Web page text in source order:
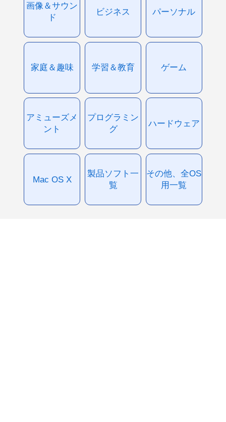
画像＆サウン
ド
ビジネス パーソナル
家庭＆趣味 学習＆教育 ゲーム
アミューズメ
ント
プログラミン
グ
ハードウェア
Mac OS X
製品ソフト一
覧
その他、全OS
用一覧